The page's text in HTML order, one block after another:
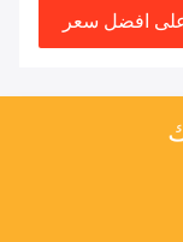
افضل سعر